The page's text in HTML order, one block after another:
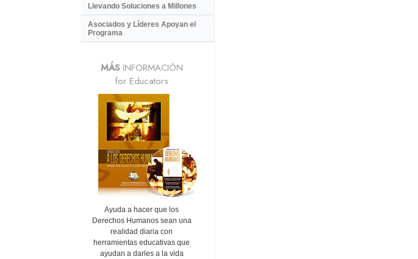
Llevando Soluciones a Millones
Asociados y Líderes Apoyan el
Programa
MÁSINFORMACIÓN
for Educators
Ayuda a hacer que los
Derechos Humanos sean una
realidad diaria con
herramientas educativas que
ayudan a darles a la vida